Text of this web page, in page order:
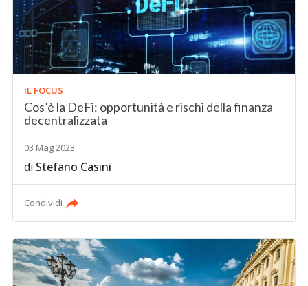
IL FOCUS
Cos’è la DeFi: opportunità e rischi della finanza
decentralizzata
03 Mag 2023
di Stefano Casini
Condividi